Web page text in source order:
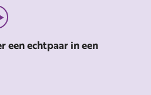
een echtpaar in een